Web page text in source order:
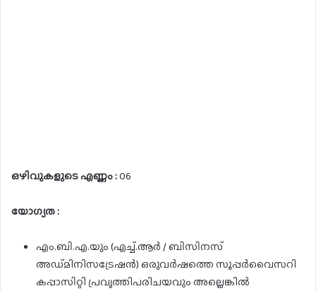
ഒഴിവുകളുടെ എണ്ണം :06
യോഗ്യത :
എം.ബി.എ.യും (എച്ച്.ആർ / ബിസിനസ്
അഡ്മിനിസട്രേഷൻ) ഒരുവർഷത്തെ സൂപ്പർവൈസറി
കപ്പാസിറ്റി പ്രവൃത്തിപരിചയവും അല്ലെങ്കിൽ